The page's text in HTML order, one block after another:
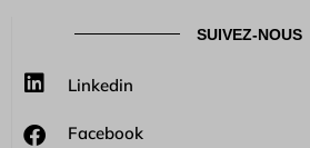
SUIVEZ-NOUS
Linkedin
Facebook